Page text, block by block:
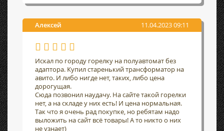
Алексей 11.04.2023 09:11
Искал по городу горелку на полуавтомат без
адаптора. Купил старенький трансформатор на
авито. И либо нигде нет, таких, либо цена
дорогущая.
Сюда позвонил наудачу. На сайте такой горелки
нет, а на складе у них есть! И цена нормальная.
Так что я очень рад покупке, но ребятам надо
выложить на сайт всё товары! А то никто о них
не узнает)